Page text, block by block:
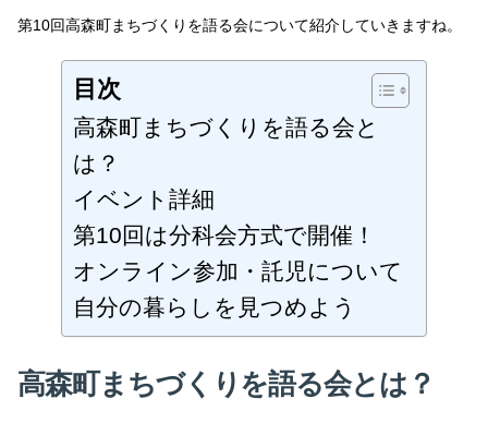
第10回高森町まちづくりを語る会について紹介していきますね。
目次
高森町まちづくりを語る会と
は？
イベント詳細
第10回は分科会方式で開催！
オンライン参加・託児について
自分の暮らしを見つめよう
高森町まちづくりを語る会とは？